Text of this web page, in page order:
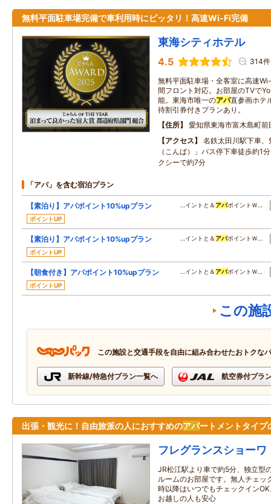
無料平面駐車場完備で車利用時にピッタリ！高速Wi-Fi完備
東海シティホテル
4.5 314件
無料平面駐車場・全客室に高速
間フロント対応。お部屋のTVで
能。東海市唯一のアパ直参画ホテ
待割引券付きプランあり。
住所
愛知県東海市富木島町前
アクセス
名鉄太田川駅下車
（こんば）」バス停下車徒歩約1
クシーで約7分
「アパ」を含む宿泊プラン
【素泊り】アパポイント10%upプラン
ポイントUP
…イントと＆ アパポイントＷ…
【素泊り】アパポイント10%upプラン
ポイントUP
…イントと＆ アパポイントＷ…
【朝食付き】アパポイント10%upプラン
ポイントUP
…イントと＆ アパポイントＷ…
この施
この施設と交通手段を自由に組み合わせたおトクな
新幹線/特急付プラン一覧へ 航空券付プラ
出張・観光に！自由旅派の人におすすめのアパートメントタイプ
フレグランスショーワ
JR松江駅より車で約5分、独立型
ルームのお部屋です。無人チェッ
時以降はいつでもチェックイン
お越しの人も安心